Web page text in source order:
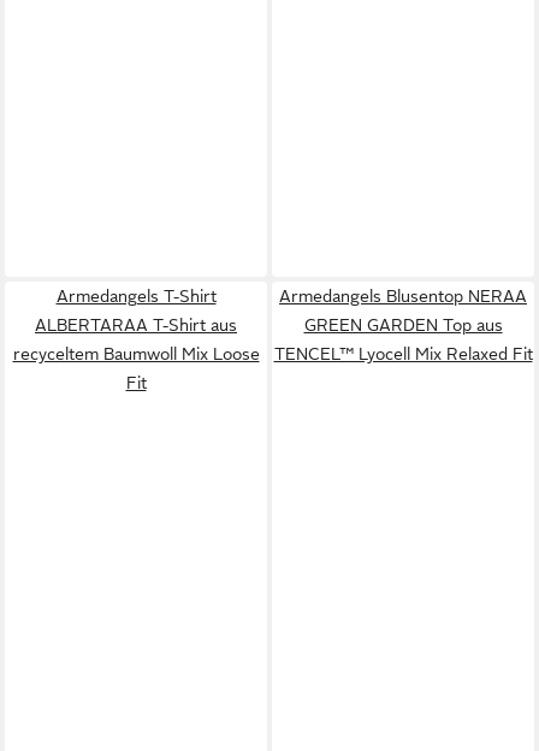
Armedangels T-Shirt
ALBERTARAA T-Shirt aus
recyceltem Baumwoll Mix Loose
Fit
Armedangels Blusentop NERAA
GREEN GARDEN Top aus
TENCEL™ Lyocell Mix Relaxed Fit